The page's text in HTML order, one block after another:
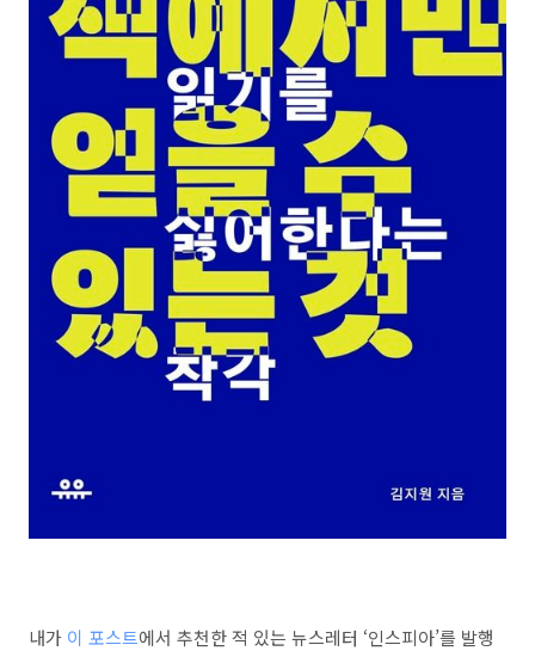
내가 이 포스트에서 추천한 적 있는 뉴스레터 ‘인스피아’를 발행